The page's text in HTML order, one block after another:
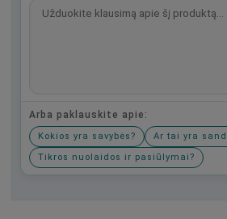
Arba paklauskite apie:
Kokios yra savybės?
Ar tai yra
Tikros nuolaidos ir pasiūlymai?